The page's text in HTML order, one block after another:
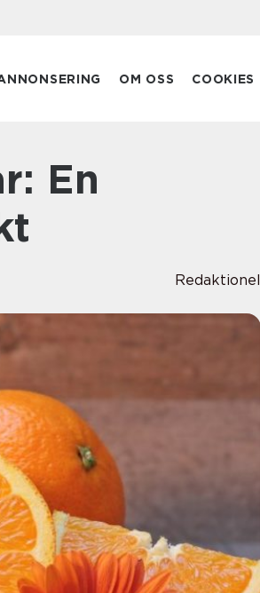
OM OSS COOKIES
Redaktionel